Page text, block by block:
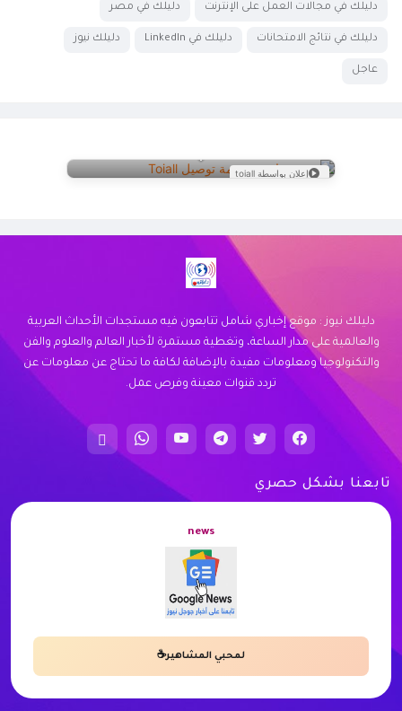
دليلك في مجالات العمل على الإنترنت دليلك في مصر
دليلك في نتائج الامتحانات دليلك في LinkedIn دليلك نيوز
عاجل
إعلان بواسطة toiall
زيارة الموقع
دليلك نيوز : موقع إخباري شامل تتابعون فيه مستجدات الأحداث العربية
والعالمية على مدار الساعة، وتغطية مستمرة لأخبار العالم والعلوم والفن
والتكنولوجيا ومعلومات مفيدة بالإضافة لكافة ما تحتاج عن معلومات عن
تردد قنوات معينة وفرص عمل.
تابعنا بشكل حصري
news
لمحبي المشاهير☕